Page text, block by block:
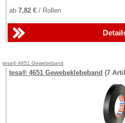
ab 7,82 € / Rollen
tesa® 4651 Gewebeband
tesa® 4651 Gewebeklebeband (7